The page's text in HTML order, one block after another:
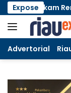
Langsung
ke
konten
Expose
Makam Remaja
Advertorial